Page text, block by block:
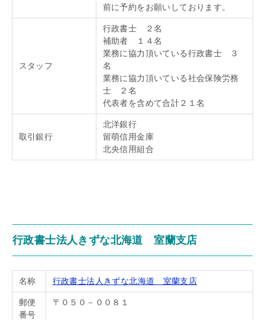
前に予約をお願いしております。
スタッフ
行政書士 ２名
補助者 １４名
業務に協力頂いている行政書士 ３
名
業務に協力頂いている社会保険労務
士 ２名
代表者を含めて合計２１名
取引銀行
北洋銀行
留萌信用金庫
北央信用組合
行政書士法人きずな北海道 室蘭支店
名称 行政書士法人きずな北海道 室蘭支店
郵便
番号
〒０５０－００８１